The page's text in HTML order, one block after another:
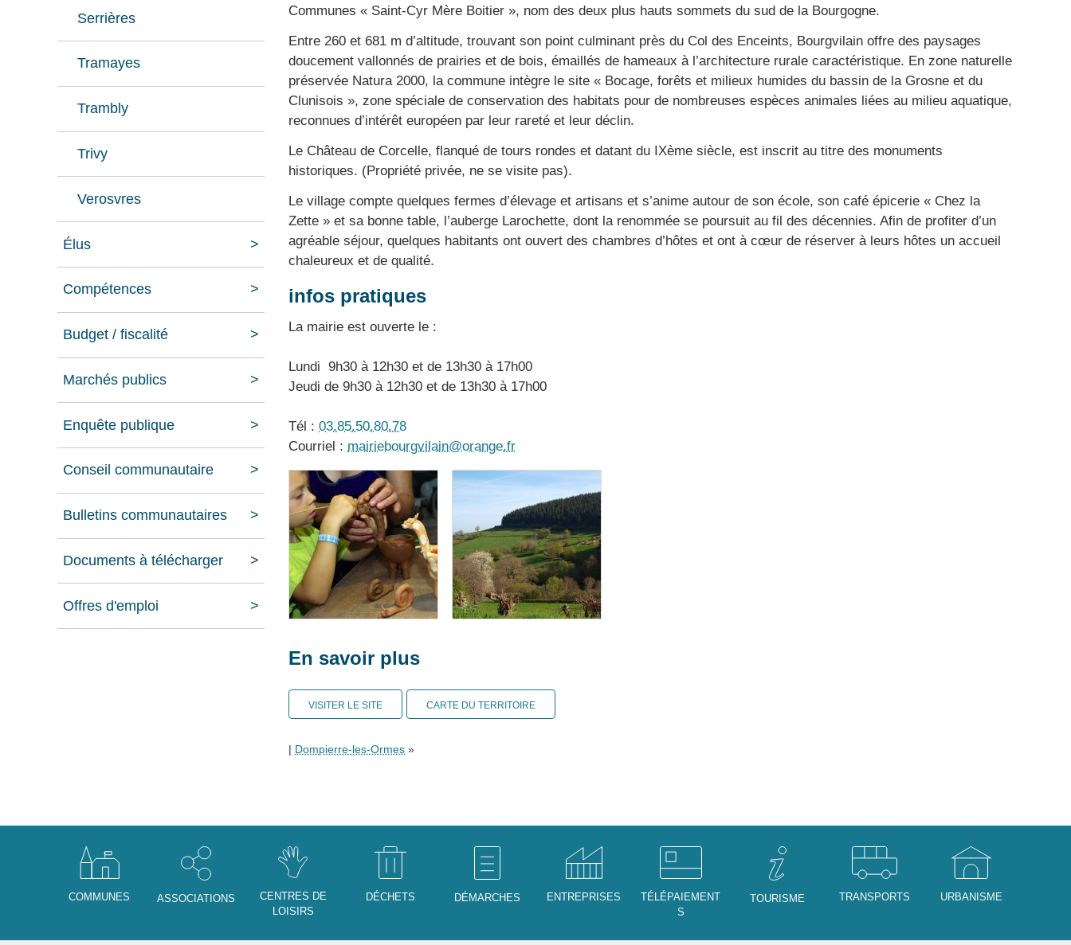
Serrières
Tramayes
Trambly
Trivy
Verosvres
Élus
Compétences
Budget / fiscalité
Marchés publics
Enquête publique
Conseil communautaire
Bulletins communautaires
Documents à télécharger
Offres d'emploi
Communes « Saint-Cyr Mère Boitier », nom des deux plus hauts sommets du sud de la Bourgogne.
Entre 260 et 681 m d’altitude, trouvant son point culminant près du Col des Enceints, Bourgvilain offre des paysages
doucement vallonnés de prairies et de bois, émaillés de hameaux à l’architecture rurale caractéristique. En zone naturelle
préservée Natura 2000, la commune intègre le site « Bocage, forêts et milieux humides du bassin de la Grosne et du
Clunisois », zone spéciale de conservation des habitats pour de nombreuses espèces animales liées au milieu aquatique,
reconnues d’intérêt européen par leur rareté et leur déclin.
Le Château de Corcelle, flanqué de tours rondes et datant du IXème siècle, est inscrit au titre des monuments
historiques. (Propriété privée, ne se visite pas).
Le village compte quelques fermes d’élevage et artisans et s’anime autour de son école, son café épicerie « Chez la
Zette » et sa bonne table, l’auberge Larochette, dont la renommée se poursuit au fil des décennies. Afin de profiter d’un
agréable séjour, quelques habitants ont ouvert des chambres d’hôtes et ont à cœur de réserver à leurs hôtes un accueil
chaleureux et de qualité.
infos pratiques
La mairie est ouverte le :
Lundi 9h30 à 12h30 et de 13h30 à 17h00
Jeudi de 9h30 à 12h30 et de 13h30 à 17h00
Tél : 03.85.50.80.78
Courriel : mairiebourgvilain@orange.fr
En savoir plus
VISITER LE SITE CARTE DU TERRITOIRE
| Dompierre-les-Ormes »
COMMUNES ASSOCIATIONS
CENTRES DE
LOISIRS
DÉCHETS DÉMARCHES ENTREPRISES
TÉLÉPAIEMENT
S
TOURISME TRANSPORTS URBANISME